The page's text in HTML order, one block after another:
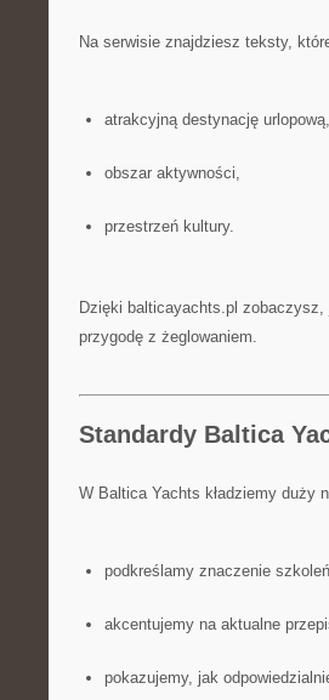
Na serwisie znajdziesz teksty,
atrakcyjną destynację urlopową,
obszar aktywności,
przestrzeń kultury.
Dzięki balticayachts.pl
przygodę z żeglowaniem.
Standardy Baltica
W Baltica Yachts kładziemy duży
podkreślamy znaczenie
akcentujemy na aktualne
pokazujemy, jak